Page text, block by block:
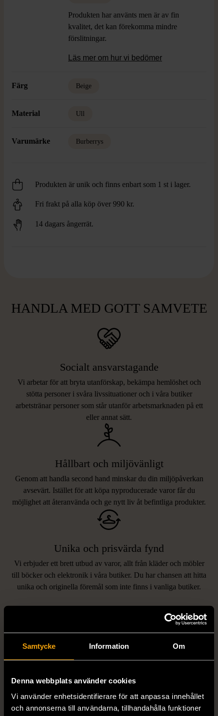
Samtycke Information Om
Denna webbplats använder cookies
Vi använder enhetsidentifierare för att anpassa innehållet
och annonserna till användarna, tillhandahålla funktioner
Produkten har använts men är av fin
kvalitet, det kan förekomma mindre
förslitningar.
Läs mer om hur vi bedömer
Färg Beige
Material Ull
Varumärke Burberrys
Produkten är unik och finns enbart som 1 st i lager.
Fri frakt på alla köp över 990 kr.
14 dagars ångerrät.
HANDLA MED GOTT SAMVETE
Socialt ansvarstagande
Vi arbetar för att bryta utanförskap, bekämpa hemlöshet och
stötta personer i svåra livssituationer och i våra butiker
arbetstränar personer som står utanför arbetsmarknaden på ett
eller annat sätt.
Hållbart och miljövänligt
Genom att handla second hand minskar du din miljöpåverkan
avsevärt. Istället för att köpa nyproducerade varor får du
möjlighet att återanvända och ge nytt liv åt befintliga produkter.
Unika och prisvärda fynd
Vi erbjuder ett brett utbud av varor, allt från kläder och möbler
till böcker och elektronik i våra butiker. Du har chansen att hitta
unika och originella föremål som inte finns i vanliga butiker.
LIKNANDE PRODUKTER
Hitta produkter som påminner om denna
1/5 1/5